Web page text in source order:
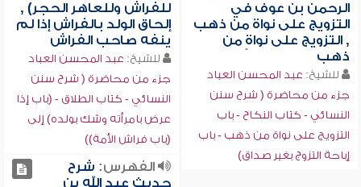
الرحمن بن عوف في
التزويج على نواة من ذهب
, التزويج على نواةٍ من
ذهب
للشيخ: عبد المحسن العباد
جزء من محاضرة ( شرح سنن
النسائي - كتاب النكاح - باب
التزويج على نواة من ذهب - باب
إباحة التزوج بغير صداق)
للفراش وللعاهر الحجر) ,
إلحاق الولد بالفراش إذا لم
ينفه صاحب الفراش
للشيخ: عبد المحسن العباد
جزء من محاضرة ( شرح سنن
النسائي - كتاب الطلاق - (باب إذا
عرض بامرأته وشك بولده) إلى
(باب فراش الأمة))
الفهرس: شرح
حديث عبد الله بن